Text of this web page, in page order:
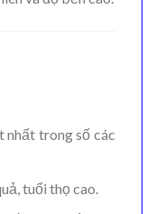
nhất trong số các
tuổi thọ cao.